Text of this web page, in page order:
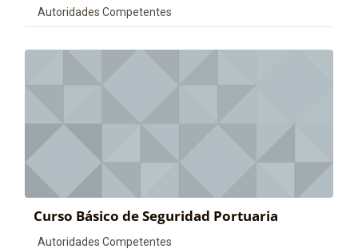
Categoría de cursos
Autoridades Competentes
Curso Básico de Seguridad Portuaria
Categoría de cursos
Autoridades Competentes